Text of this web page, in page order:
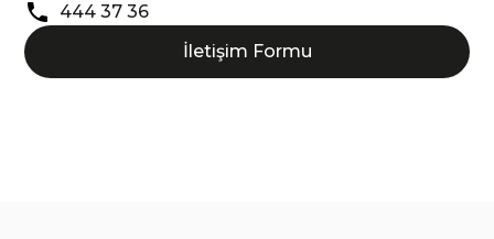
444 37 36
İletişim Formu